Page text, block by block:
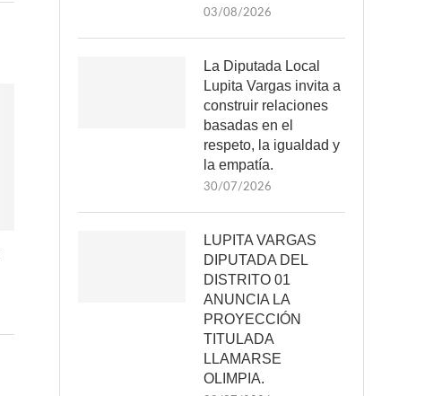
03/08/2026
La Diputada Local
Lupita Vargas invita a
construir relaciones
basadas en el
respeto, la igualdad y
la empatía.
30/07/2026
LUPITA VARGAS
DIPUTADA DEL
DISTRITO 01
ANUNCIA LA
PROYECCIÓN
TITULADA
LLAMARSE
OLIMPIA.